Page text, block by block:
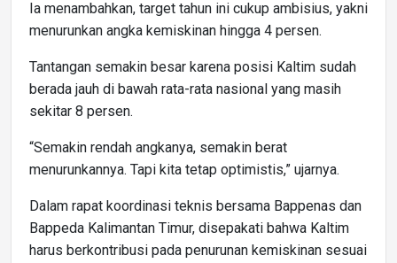
Ia menambahkan, target tahun ini cukup ambisius, yakni
menurunkan angka kemiskinan hingga 4 persen.
Tantangan semakin besar karena posisi Kaltim sudah
berada jauh di bawah rata-rata nasional yang masih
sekitar 8 persen.
“Semakin rendah angkanya, semakin berat
menurunkannya. Tapi kita tetap optimistis,” ujarnya.
Dalam rapat koordinasi teknis bersama Bappenas dan
Bappeda Kalimantan Timur, disepakati bahwa Kaltim
harus berkontribusi pada penurunan kemiskinan sesuai